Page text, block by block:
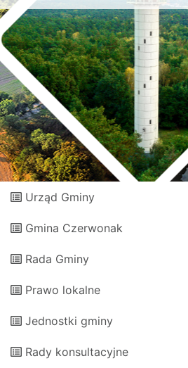
Urząd Gminy
Gmina Czerwonak
Rada Gminy
Prawo lokalne
Jednostki gminy
Rady konsultacyjne